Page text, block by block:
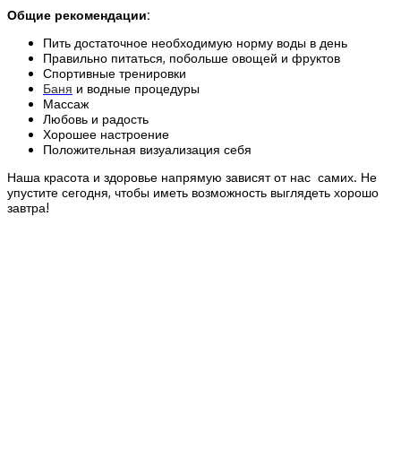
Общие рекомендации:
Пить достаточное необходимую норму воды в день
Правильно питаться, побольше овощей и фруктов
Спортивные тренировки
Баня и водные процедуры
Массаж
Любовь и радость
Хорошее настроение
Положительная визуализация себя
Наша красота и здоровье напрямую зависят от нас самих. Не
упустите сегодня, чтобы иметь возможность выглядеть хорошо
завтра!